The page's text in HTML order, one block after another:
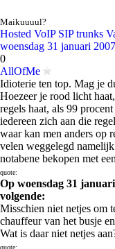
Maikuuuul?
Hosted VoIP SIP trunks
woensdag 31 januari
0
AllOfMe
Idioterie ten top. Mag je
Hoezeer je rood licht
regels haat, als 99
iedereen zich aan die
waar kan men anders op
velen weggelegd
notabene bekopen met
quote:
Op woensdag 31
volgende:
Misschien niet netjes om
chauffeur van het busje
Wat is daar niet netjes
quote: